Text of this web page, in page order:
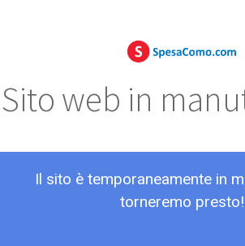
Sito web in
Il sito è temporaneamente in
torneremo presto!